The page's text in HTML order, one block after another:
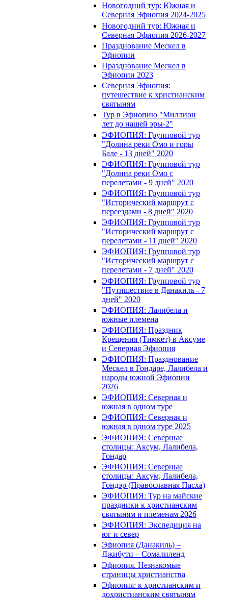
Новогодний тур: Южная и
Северная Эфиопия 2024-2025
Новогодний тур: Южная и
Северная Эфиопия 2026-2027
Празднование Мескел в
Эфиопии
Празднование Мескел в
Эфиопии 2023
Северная Эфиопия:
путешествие к христианским
святыням
Тур в Эфиопию "Миллион
лет до нашей эры-2"
ЭФИОПИЯ: Групповой тур
"Долина реки Омо и горы
Бале - 13 дней" 2020
ЭФИОПИЯ: Групповой тур
"Долина реки Омо с
перелетами - 9 дней" 2020
ЭФИОПИЯ: Групповой тур
"Исторический маршрут с
переездами - 8 дней" 2020
ЭФИОПИЯ: Групповой тур
"Исторический маршрут с
перелетами - 11 дней" 2020
ЭФИОПИЯ: Групповой тур
"Исторический маршрут с
перелетами - 7 дней" 2020
ЭФИОПИЯ: Групповой тур
"Путишествие в Данакиль - 7
дней" 2020
ЭФИОПИЯ: Лалибела и
южные племена
ЭФИОПИЯ: Праздник
Крещения (Тимкет) в Аксуме
и Северная Эфиопия
ЭФИОПИЯ: Празднование
Мескел в Гондаре, Лалибела и
народы южной Эфиопии
2026
ЭФИОПИЯ: Северная и
южная в одном туре
ЭФИОПИЯ: Северная и
южная в одном туре 2025
ЭФИОПИЯ: Северные
столицы: Аксум, Лалибела,
Гондар
ЭФИОПИЯ: Северные
столицы: Аксум, Лалибела,
Гондэр (Православная Пасха)
ЭФИОПИЯ: Тур на майские
праздники к христианским
святыням и племенам 2026
ЭФИОПИЯ: Экспедиция на
юг и север
Эфиопия (Данакиль) –
Джибути – Cомалиленд
Эфиопия. Незнакомые
страницы христианства
Эфиопия: к христианским и
дохристианским святыням